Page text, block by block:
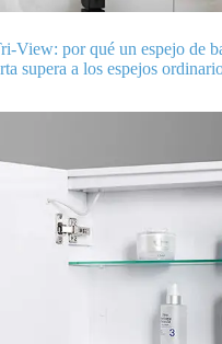
View: por qué un espejo de
supera a los espejos